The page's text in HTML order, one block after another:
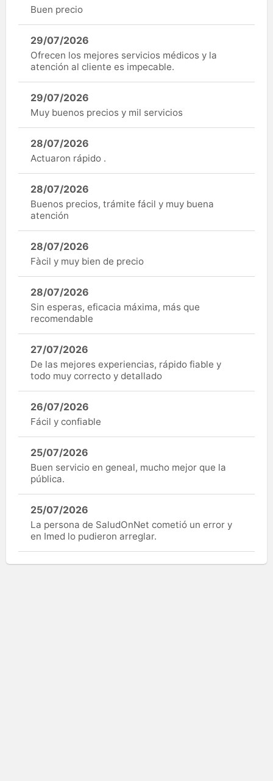
Buen precio
29/07/2026
Ofrecen los mejores servicios médicos y la
atención al cliente es impecable.
29/07/2026
Muy buenos precios y mil servicios
28/07/2026
Actuaron rápido .
28/07/2026
Buenos precios, trámite fácil y muy buena
atención
28/07/2026
Fàcil y muy bien de precio
28/07/2026
Sin esperas, eficacia máxima, más que
recomendable
27/07/2026
De las mejores experiencias, rápido fiable y
todo muy correcto y detallado
26/07/2026
Fácil y confiable
25/07/2026
Buen servicio en geneal, mucho mejor que la
pública.
25/07/2026
La persona de SaludOnNet cometió un error y
en Imed lo pudieron arreglar.